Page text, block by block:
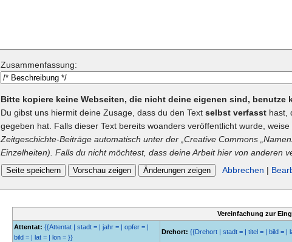
Zusammenfassung:
Bitte kopiere keine Webseiten, die nicht deine eigenen sind,
Du gibst uns hiermit deine Zusage, dass du den Text selbst verfasst hast,
gegeben hat. Falls dieser Text bereits woanders veröffentlicht wurde,
Zeitgeschichte-Beiträge automatisch unter der „Creative Commons
Einzelheiten). Falls du nicht möchtest, dass deine Arbeit hier von anderen
Abbrechen |
Vereinfachung zur
Attentat: {{Attentat | stadt = | jahr = | opfer = |
bild = | lat = | lon = }}
Drehort: {{Drehort | stadt = | titel = | bild = |